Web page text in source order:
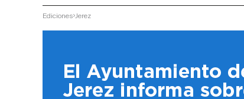
Ediciones Jerez